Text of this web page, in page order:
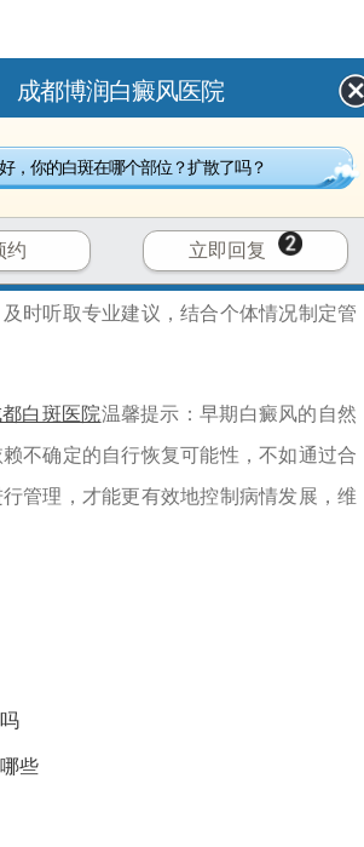
体差异。有些人可能在数年内白斑缓慢
但观察等待并不能改变皮肤中黑色素细
速度。早期干预并非为了消除所有症
时听取专业建议，结合个体情况制定管
白斑医院温馨提示：早期白癜风的自然
不确定的自行恢复可能性，不如通过合
管理，才能更有效地控制病情发展，维
些
成都博润白癜风医院
，你的白斑在哪个部位？扩散了吗？
约 立即回复